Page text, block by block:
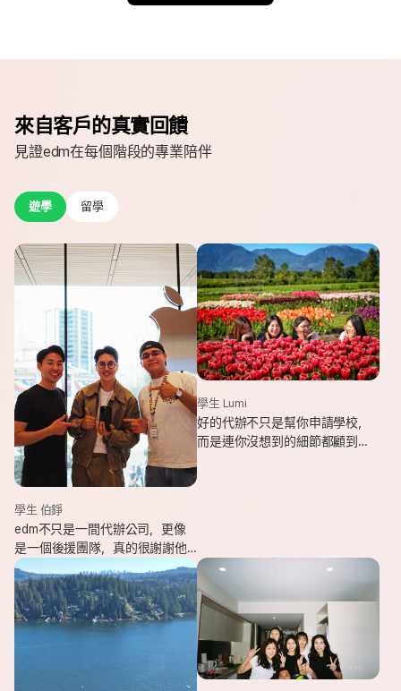
來自客戶的真實回饋
見證edm在每個階段的專業陪伴
遊學 留學
學生 伯錚
edm不只是一間代辦公司，更像
是一個後援團隊，真的很謝謝他
們的幫忙，讓我能安心出發，去
追逐我一直想完成的留遊學夢
想。
學生 Lumi
好的代辦不只是幫你申請學校，
而是連你沒想到的細節都顧到